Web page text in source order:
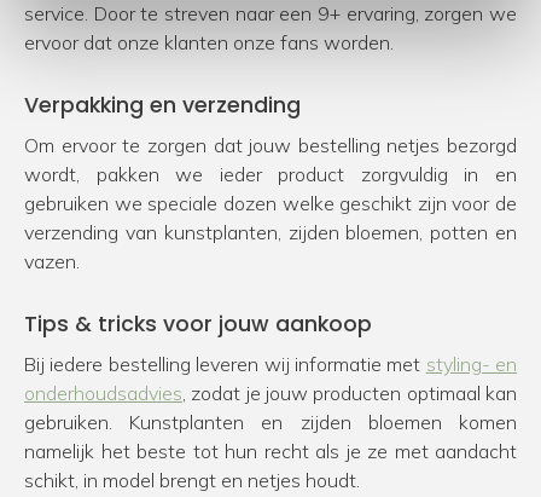
service. Door te streven naar een 9+ ervaring, zorgen we
ervoor dat onze klanten onze fans worden.
Verpakking en verzending
Om ervoor te zorgen dat jouw bestelling netjes bezorgd
wordt, pakken we ieder product zorgvuldig in en
gebruiken we speciale dozen welke geschikt zijn voor de
verzending van kunstplanten, zijden bloemen, potten en
vazen.
Tips & tricks voor jouw aankoop
Bij iedere bestelling leveren wij informatie met styling- en
onderhoudsadvies, zodat je jouw producten optimaal kan
gebruiken. Kunstplanten en zijden bloemen komen
namelijk het beste tot hun recht als je ze met aandacht
schikt, in model brengt en netjes houdt.